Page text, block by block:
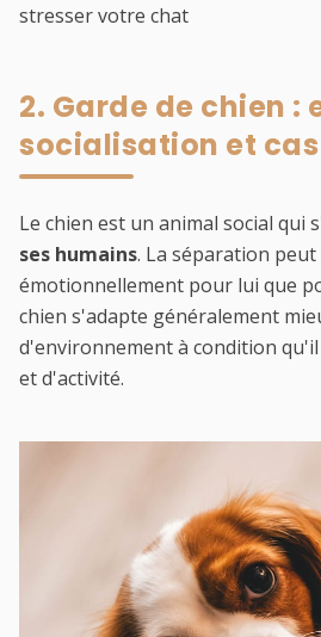
stresser votre chat
2. Garde de chien :
socialisation et
Le chien est un animal social qui
ses humains. La séparation
émotionnellement pour lui que
chien s'adapte généralement
d'environnement à condition
et d'activité.